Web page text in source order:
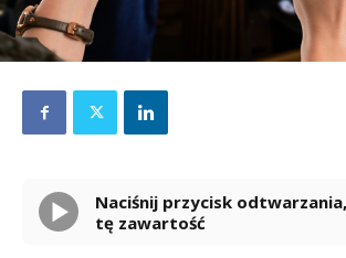
Naciśnij przycisk odtwarzania, aby odsłuchać
tę zawartość